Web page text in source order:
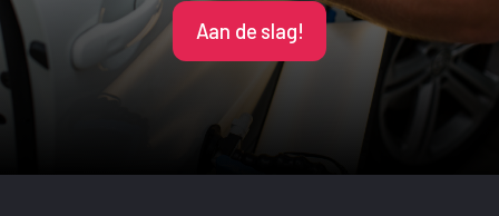
Aan de slag!